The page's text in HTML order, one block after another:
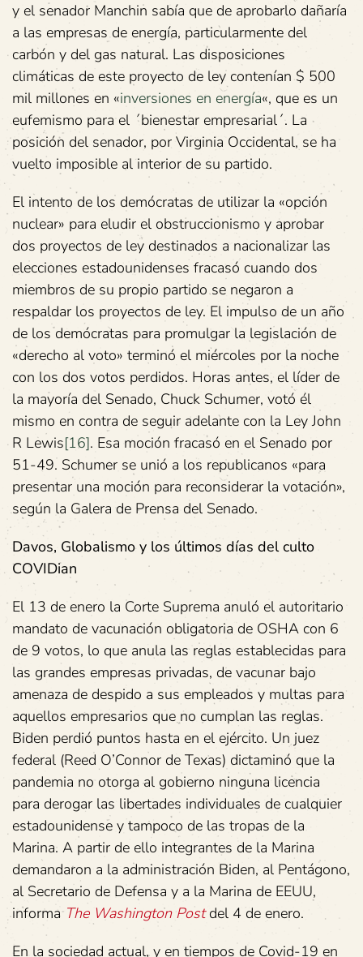
y el senador Manchin sabía que de aprobarlo dañaría
a las empresas de energía, particularmente del
carbón y del gas natural. Las disposiciones
climáticas de este proyecto de ley contenían $ 500
mil millones en «inversiones en energía«, que es un
eufemismo para el ´bienestar empresarial´. La
posición del senador, por Virginia Occidental, se ha
vuelto imposible al interior de su partido.
El intento de los demócratas de utilizar la «opción
nuclear» para eludir el obstruccionismo y aprobar
dos proyectos de ley destinados a nacionalizar las
elecciones estadounidenses fracasó cuando dos
miembros de su propio partido se negaron a
respaldar los proyectos de ley. El impulso de un año
de los demócratas para promulgar la legislación de
«derecho al voto» terminó el miércoles por la noche
con los dos votos perdidos. Horas antes, el líder de
la mayoría del Senado, Chuck Schumer, votó él
mismo en contra de seguir adelante con la Ley John
R Lewis[16]. Esa moción fracasó en el Senado por
51-49. Schumer se unió a los republicanos «para
presentar una moción para reconsiderar la votación»,
según la Galera de Prensa del Senado.
Davos, Globalismo y los últimos días del culto
COVIDian
El 13 de enero la Corte Suprema anuló el autoritario
mandato de vacunación obligatoria de OSHA con 6
de 9 votos, lo que anula las reglas establecidas para
las grandes empresas privadas, de vacunar bajo
amenaza de despido a sus empleados y multas para
aquellos empresarios que no cumplan las reglas.
Biden perdió puntos hasta en el ejército. Un juez
federal (Reed O’Connor de Texas) dictaminó que la
pandemia no otorga al gobierno ninguna licencia
para derogar las libertades individuales de cualquier
estadounidense y tampoco de las tropas de la
Marina. A partir de ello integrantes de la Marina
demandaron a la administración Biden, al Pentágono,
al Secretario de Defensa y a la Marina de EEUU,
informaThe Washington Postdel 4 de enero.
En la sociedad actual, y en tiempos de Covid-19 en